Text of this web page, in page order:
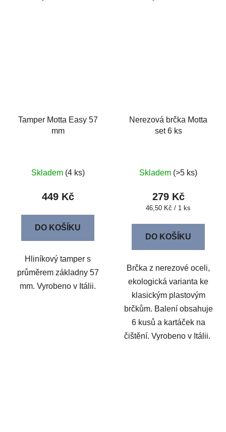
Tamper Motta Easy 57
mm
Skladem (4 ks)
449 Kč
DO KOŠÍKU
Hliníkový tamper s
průměrem základny 57
mm. Vyrobeno v Itálii.
Nerezová brčka Motta
set 6 ks
Skladem (>5 ks)
279 Kč
Měrná
46,50 Kč / 1 ks
DO KOŠÍKU
Brčka z nerezové oceli,
ekologická varianta ke
klasickým plastovým
brčkům. Balení obsahuje
6 kusů a kartáček na
čištění. Vyrobeno v Itálii.